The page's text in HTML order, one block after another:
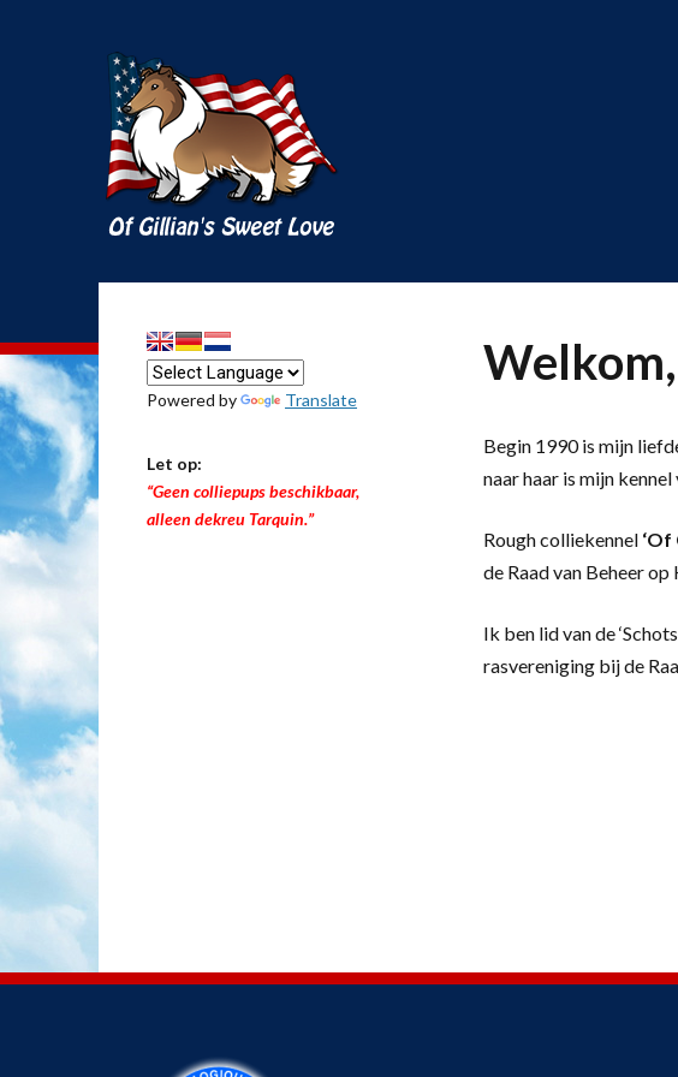
Welkom,
Begin 1990 is mijn
naar haar is mijn
Rough colliekennel ‘Of
de Raad van Beheer
Ik ben lid van de
rasvereniging bij de
Powered by Translate
Let op:
“Geen colliepups beschikbaar,
alleen dekreu Tarquin.”